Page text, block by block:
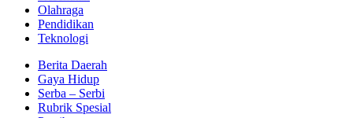
Olahraga
Pendidikan
Teknologi
Berita Daerah
Gaya Hidup
Serba – Serbi
Rubrik Spesial